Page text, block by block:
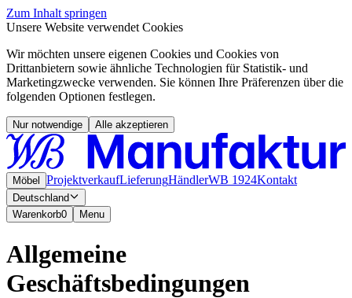
Zum Inhalt springen
Unsere Website verwendet Cookies
Wir möchten unsere eigenen Cookies und Cookies von
Drittanbietern sowie ähnliche Technologien für Statistik- und
Marketingzwecke verwenden. Sie können Ihre Präferenzen über die
folgenden Optionen festlegen.
Nur notwendige Alle akzeptieren
Möbel ProjektverkaufLieferungHändlerWB 1924Kontakt
Deutschland
Warenkorb0 Menu
Allgemeine
Geschäftsbedingungen